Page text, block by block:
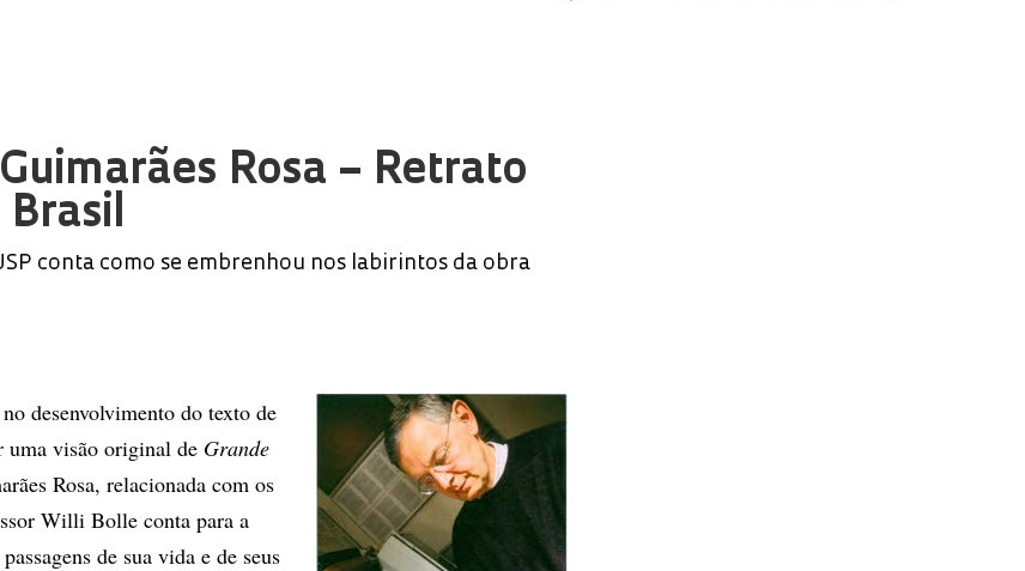
Rosa – Retrato
Brasil
conta como se embrenhou nos labirintos da obra
desenvolvimento do texto de
uma visão original de Grande
Rosa, relacionada com os
Willi Bolle conta para a
passagens de sua vida e de seus